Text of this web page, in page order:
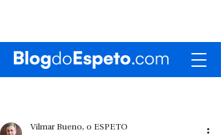
Vilmar Bueno, o ESPETO